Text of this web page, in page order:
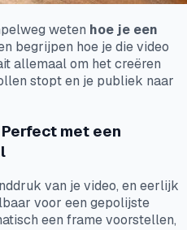
weten hoe je een
begrijpen hoe je die video
allemaal om het creëren
stopt en je publiek naar
met een
van je video, en eerlijk
voor een gepolijste
een frame voorstellen,